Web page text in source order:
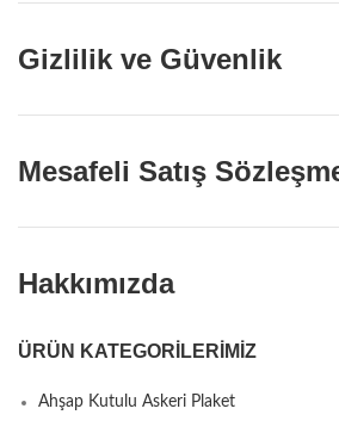
Gizlilik ve Güvenlik
Mesafeli Satış
Hakkımızda
ÜRÜN KATEGORILERIMIZ
Ahşap Kutulu Askeri Plaket